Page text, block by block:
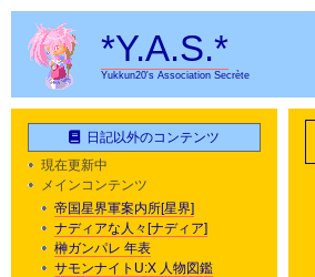
*Y.A.S.*
Yukkun20's Association Secrète
日記以外のコンテンツ
現在更新中
メインコンテンツ
帝国星界軍案内所[星界]
ナディアな人々[ナディア]
榊ガンパレ 年表
サモンナイトU:X 人物図鑑